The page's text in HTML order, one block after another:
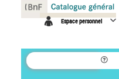
Espace personnel
Panneau de gestion des cookies